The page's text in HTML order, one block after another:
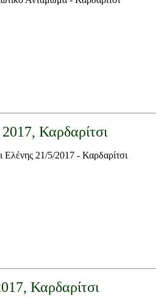
Καρδαρίτσι
Καρδαρίτσι